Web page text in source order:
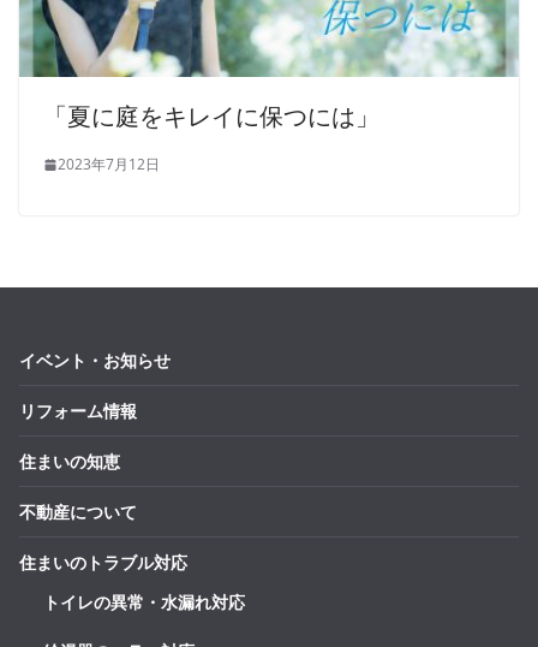
「夏に庭をキレイに保つには」
2023年7月12日
イベント・お知らせ
リフォーム情報
住まいの知恵
不動産について
住まいのトラブル対応
トイレの異常・水漏れ対応